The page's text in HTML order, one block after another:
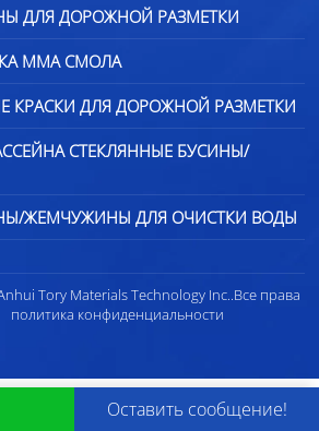
ДЛЯ ДОРОЖНОЙ РАЗМЕТКИ
ММА СМОЛА
КРАСКИ ДЛЯ ДОРОЖНОЙ РАЗМЕТКИ
СТЕКЛЯННЫЕ БУСИНЫ/
ЖЕМЧУЖИНЫ ДЛЯ ОЧИСТКИ ВОДЫ
Tory Materials Technology Inc..Все права
политика конфиденциальности
Оставить сообщение!